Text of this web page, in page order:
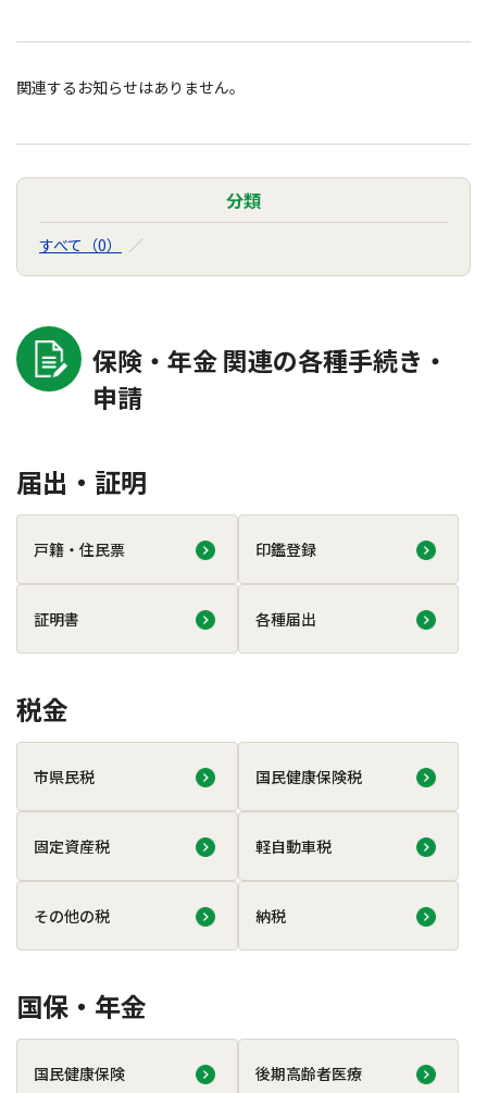
関連するお知らせはありません。
分類
すべて（0）
保険・年金 関連の各種手続き・
申請
届出・証明
戸籍・住民票 印鑑登録
証明書 各種届出
税金
市県民税 国民健康保険税
固定資産税 軽自動車税
その他の税 納税
国保・年金
国民健康保険 後期高齢者医療